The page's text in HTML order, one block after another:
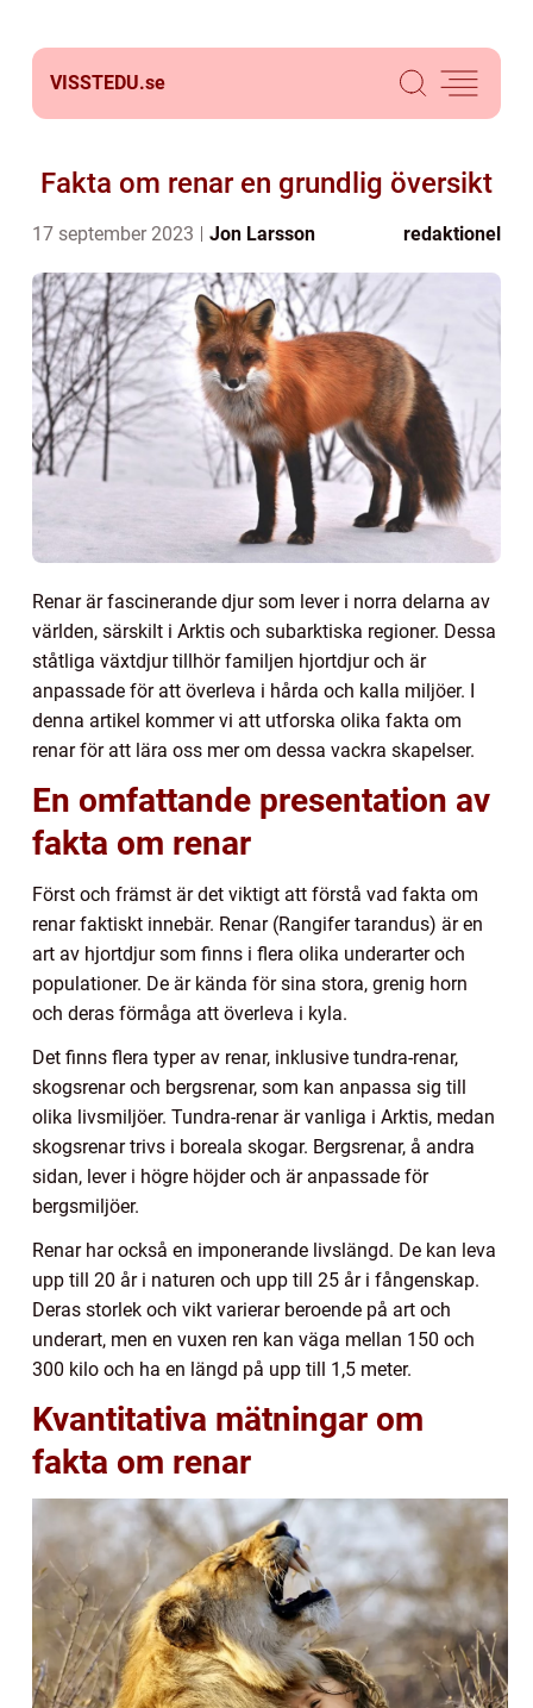
VISSTEDU.se
Fakta om renar en grundlig översikt
17 september 2023 Jon Larsson redaktionel
Renar är fascinerande djur som lever i norra delarna av
världen, särskilt i Arktis och subarktiska regioner. Dessa
ståtliga växtdjur tillhör familjen hjortdjur och är
anpassade för att överleva i hårda och kalla miljöer. I
denna artikel kommer vi att utforska olika fakta om
renar för att lära oss mer om dessa vackra skapelser.
En omfattande presentation av
fakta om renar
Först och främst är det viktigt att förstå vad fakta om
renar faktiskt innebär. Renar (Rangifer tarandus) är en
art av hjortdjur som finns i flera olika underarter och
populationer. De är kända för sina stora, grenig horn
och deras förmåga att överleva i kyla.
Det finns flera typer av renar, inklusive tundra-renar,
skogsrenar och bergsrenar, som kan anpassa sig till
olika livsmiljöer. Tundra-renar är vanliga i Arktis, medan
skogsrenar trivs i boreala skogar. Bergsrenar, å andra
sidan, lever i högre höjder och är anpassade för
bergsmiljöer.
Renar har också en imponerande livslängd. De kan leva
upp till 20 år i naturen och upp till 25 år i fångenskap.
Deras storlek och vikt varierar beroende på art och
underart, men en vuxen ren kan väga mellan 150 och
300 kilo och ha en längd på upp till 1,5 meter.
Kvantitativa mätningar om
fakta om renar